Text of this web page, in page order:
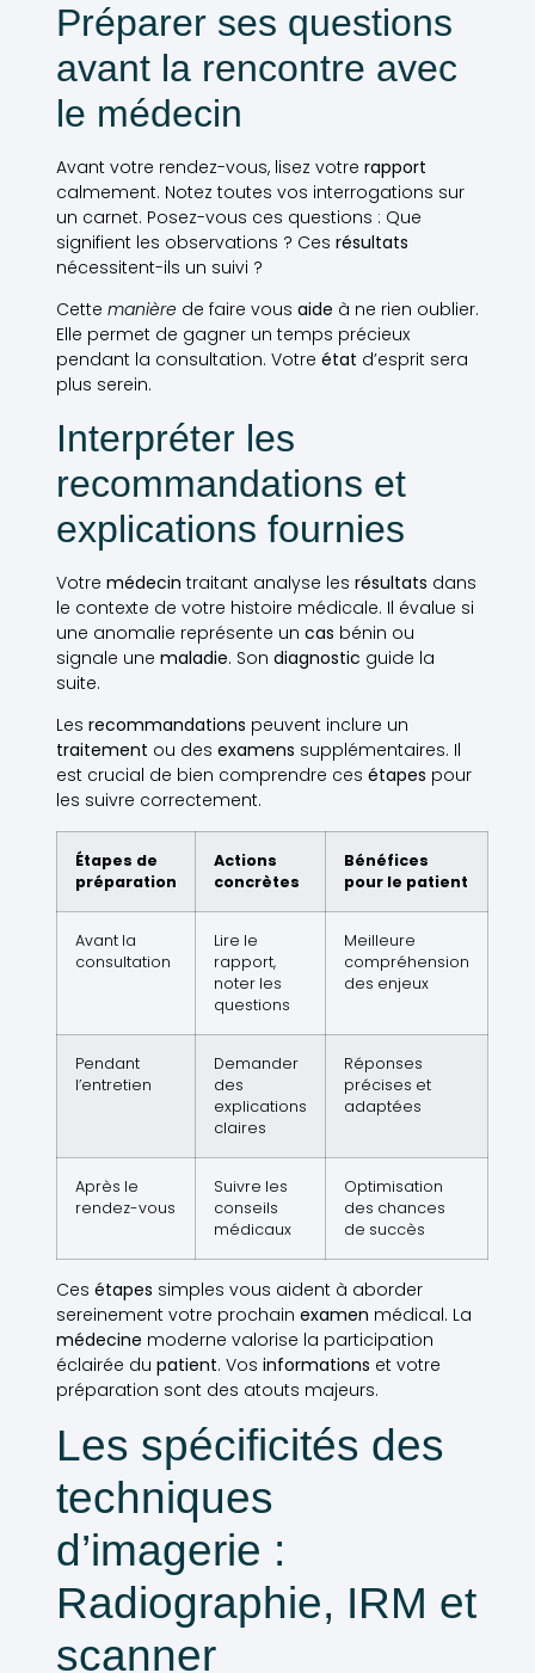
Préparer ses questions
avant la rencontre avec
le médecin
Avant votre rendez-vous, lisez votre rapport
calmement. Notez toutes vos interrogations sur
un carnet. Posez-vous ces questions : Que
signifient les observations ? Ces résultats
nécessitent-ils un suivi ?
Cette manièrede faire vous aide à ne rien oublier.
Elle permet de gagner un temps précieux
pendant la consultation. Votre état d’esprit sera
plus serein.
Interpréter les
recommandations et
explications fournies
Votre médecin traitant analyse les résultats dans
le contexte de votre histoire médicale. Il évalue si
une anomalie représente un cas bénin ou
signale une maladie. Son diagnostic guide la
suite.
Les recommandations peuvent inclure un
traitement ou des examens supplémentaires. Il
est crucial de bien comprendre ces étapes pour
les suivre correctement.
Étapes de
préparation
Actions
concrètes
Bénéfices
pour le patient
Avant la
consultation
Lire le
rapport,
noter les
questions
Meilleure
compréhension
des enjeux
Pendant
l’entretien
Demander
des
explications
claires
Réponses
précises et
adaptées
Après le
rendez-vous
Suivre les
conseils
médicaux
Optimisation
des chances
de succès
Ces étapes simples vous aident à aborder
sereinement votre prochain examen médical. La
médecine moderne valorise la participation
éclairée du patient. Vos informations et votre
préparation sont des atouts majeurs.
Les spécificités des
techniques
d’imagerie :
Radiographie, IRM et
scanner